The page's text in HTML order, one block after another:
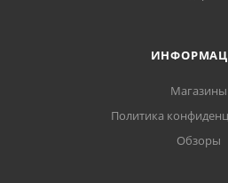
Магазины
Политика
Обзоры